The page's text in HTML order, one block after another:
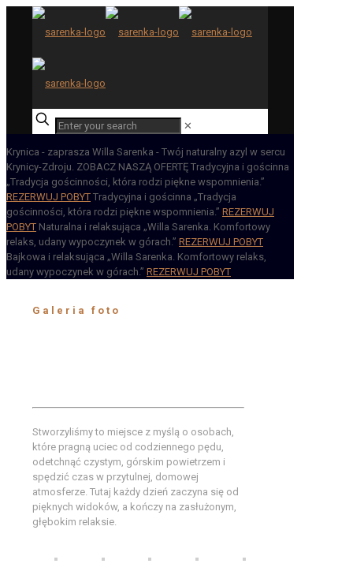
✕
Krynica - zaprasza Willa Sarenka - Twój naturalny azyl w sercu
Krynicy-Zdroju. ZOBACZ NASZĄ OFERTĘ Tradycyjna i gościnna
„Tradycja gościnności, która rodzi piękne wspomnienia.”
REZERWUJ POBYT Tradycyjna i gościnna „Tradycja
gościnności, która rodzi piękne wspomnienia.” REZERWUJ
POBYT Naturalna i relaksująca „Willa Sarenka. Komfortowy
relaks, udany wypoczynek w górach.” REZERWUJ POBYT
Bajkowa i relaksująca „Willa Sarenka. Komfortowy relaks,
udany wypoczynek w górach.” REZERWUJ POBYT
Galeria foto
Stworzyliśmy to miejsce z myślą o osobach,
które pragną uciec od codziennego pędu,
odetchnąć czystym, górskim powietrzem i
spędzić czas w przytulnej, domowej
atmosferze. Tutaj każdy dzień zaczyna się od
pięknych widoków, a kończy na zasłużonym,
głębokim relaksie.